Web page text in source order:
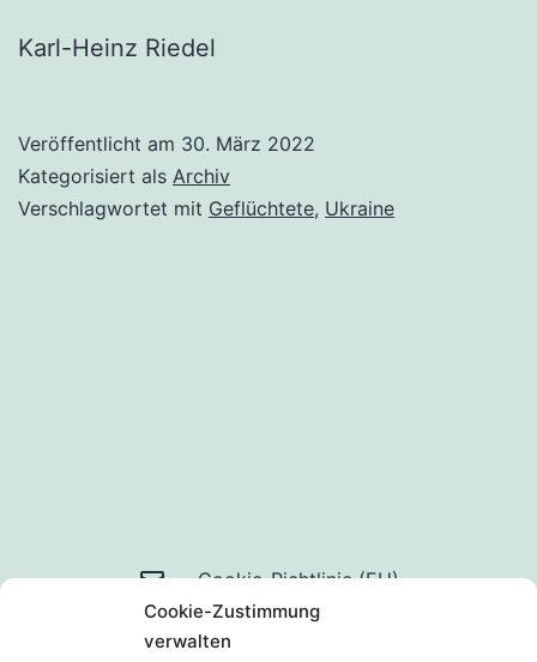
Cookie-Zustimmung
verwalten
Karl-Heinz Riedel
Veröffentlicht am 30. März 2022
Kategorisiert als Archiv
Verschlagwortet mit Geflüchtete, Ukraine
Mail
an
Cookie-Richtlinie (EU)
Datenschutzerklärung